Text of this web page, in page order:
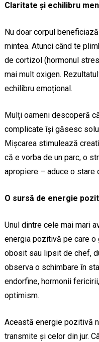
Claritate și echilibru
Nu doar corpul
mintea. Atunci când te
de cortizol (hormonul
mai mult oxigen.
echilibru emoțional.
Mulți oameni descoperă
complicate își găsesc
Mișcarea stimulează
că e vorba de un parc, o
apropiere – aduce o stare
O sursă de energie
Unul dintre cele mai mari
energia pozitivă pe care o
obosit sau lipsit de chef,
observa o schimbare în
endorfine, hormonii
optimism.
Această energie pozitivă
transmite și celor din jur.